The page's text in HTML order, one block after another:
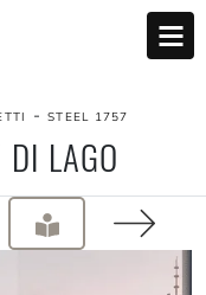
- STEEL 1757
LAGO